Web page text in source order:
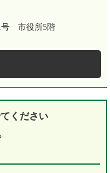
号 市役所5階
ください